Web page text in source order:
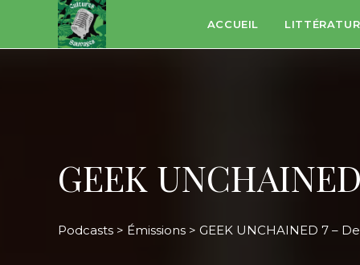
content
ACCUEIL
GEEK
Podcasts > Émissions > GEEK UNCHAINED 7 –